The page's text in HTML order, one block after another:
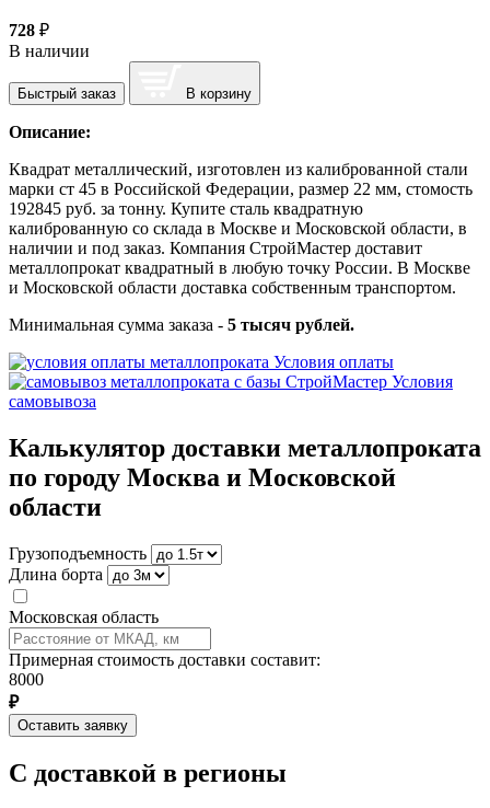
728 ₽
В наличии
Быстрый заказ В корзину
Описание:
Квадрат металлический, изготовлен из калиброванной стали
марки ст 45 в Российской Федерации, размер 22 мм, стомость
192845 руб. за тонну. Купите сталь квадратную
калиброванную со склада в Москве и Московской области, в
наличии и под заказ. Компания СтройМастер доставит
металлопрокат квадратный в любую точку России. В Москве
и Московской области доставка собственным транспортом.
Минимальная сумма заказа - 5 тысяч рублей.
Условия оплаты
Условия
самовывоза
Калькулятор доставки металлопроката
по городу Москва и Московской
области
Грузоподъемность
Длина борта
Московская область
Примерная стоимость доставки составит:
8000
₽
Оставить заявку
С доставкой в регионы